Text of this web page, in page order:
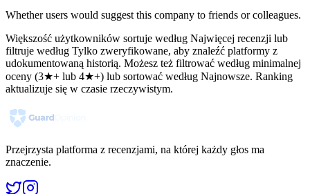
Whether users would suggest this company to friends or colleagues.
Większość użytkowników sortuje według Najwięcej recenzji lub
filtruje według Tylko zweryfikowane, aby znaleźć platformy z
udokumentowaną historią. Możesz też filtrować według minimalnej
oceny (3★+ lub 4★+) lub sortować według Najnowsze. Ranking
aktualizuje się w czasie rzeczywistym.
Przejrzysta platforma z recenzjami, na której każdy głos ma
znaczenie.